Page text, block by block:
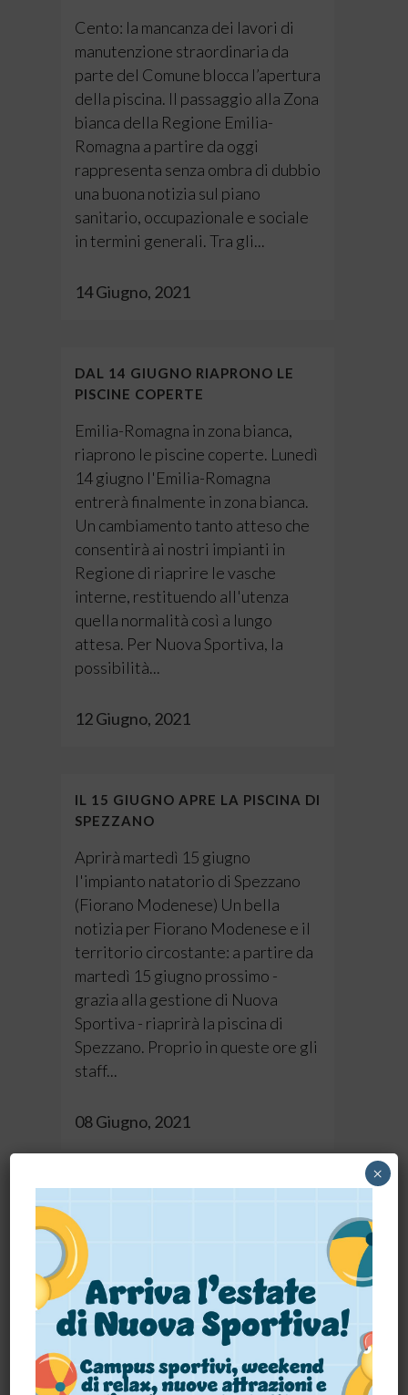
Cento: la mancanza dei lavori di
manutenzione straordinaria da
parte del Comune blocca l’apertura
della piscina. Il passaggio alla Zona
bianca della Regione Emilia-
Romagna a partire da oggi
rappresenta senza ombra di dubbio
una buona notizia sul piano
sanitario, occupazionale e sociale
in termini generali. Tra gli...
14 Giugno, 2021
DAL 14 GIUGNO RIAPRONO LE
PISCINE COPERTE
Emilia-Romagna in zona bianca,
riaprono le piscine coperte. Lunedì
14 giugno l'Emilia-Romagna
entrerà finalmente in zona bianca.
Un cambiamento tanto atteso che
consentirà ai nostri impianti in
Regione di riaprire le vasche
interne, restituendo all'utenza
quella normalità così a lungo
attesa. Per Nuova Sportiva, la
possibilità...
12 Giugno, 2021
IL 15 GIUGNO APRE LA PISCINA DI
SPEZZANO
Aprirà martedì 15 giugno
l'impianto natatorio di Spezzano
(Fiorano Modenese) Un bella
notizia per Fiorano Modenese e il
territorio circostante: a partire da
martedì 15 giugno prossimo -
grazia alla gestione di Nuova
Sportiva - riaprirà la piscina di
Spezzano. Proprio in queste ore gli
staff...
08 Giugno, 2021
Passiamo la festa della Repubblica
insieme Il 2 giugno è una giornata
importante: si celebra la
Repubblica Italiana, e noi abbiamo
pensato di festeggiarla insieme
agli appassionati di nuoto. Per
tutta la giornata di domani
×